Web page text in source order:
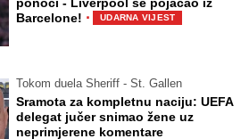
Barcelone! · UDARNA VIJEST
Tokom duela Sheriff - St. Gallen
Sramota za kompletnu naciju: UEFA
delegat jučer snimao žene uz
neprimjerene komentare